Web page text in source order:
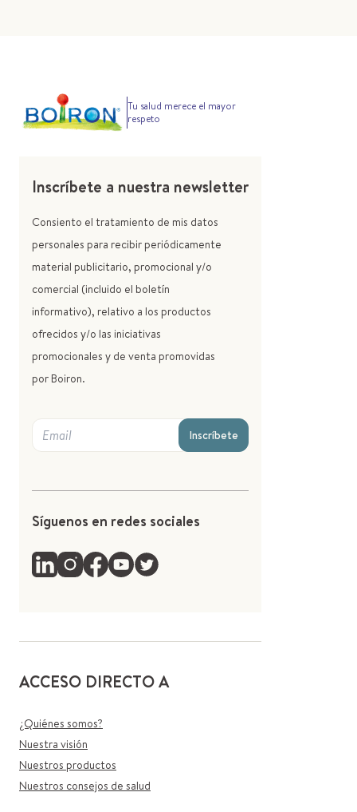
Tu salud merece el mayor
respeto
Inscríbete a nuestra newsletter
Consiento el tratamiento de mis datos
personales para recibir periódicamente
material publicitario, promocional y/o
comercial (incluido el boletín
informativo), relativo a los productos
ofrecidos y/o las iniciativas
promocionales y de venta promovidas
por Boiron.
Inscríbete
Síguenos en redes sociales
ACCESO DIRECTO A
¿Quiénes somos?
Nuestra visión
Nuestros productos
Nuestros consejos de salud